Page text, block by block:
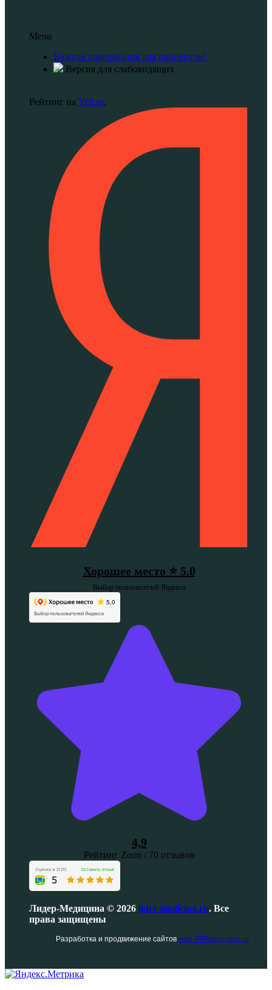
Menu
Важная информация для пациентов!
Версия для слабовидящих
Рейтинг на Yell.ru.
Хорошее место ⭐ 5.0
Выбор пользователей Яндекса
4,9
Рейтинг Zoon / 70 отзывов
Лидер-Медицина © 2026 lider-medicina.ru. Все
права защищены
Разработка и продвижение сайтов web-PROstranstvo.ru